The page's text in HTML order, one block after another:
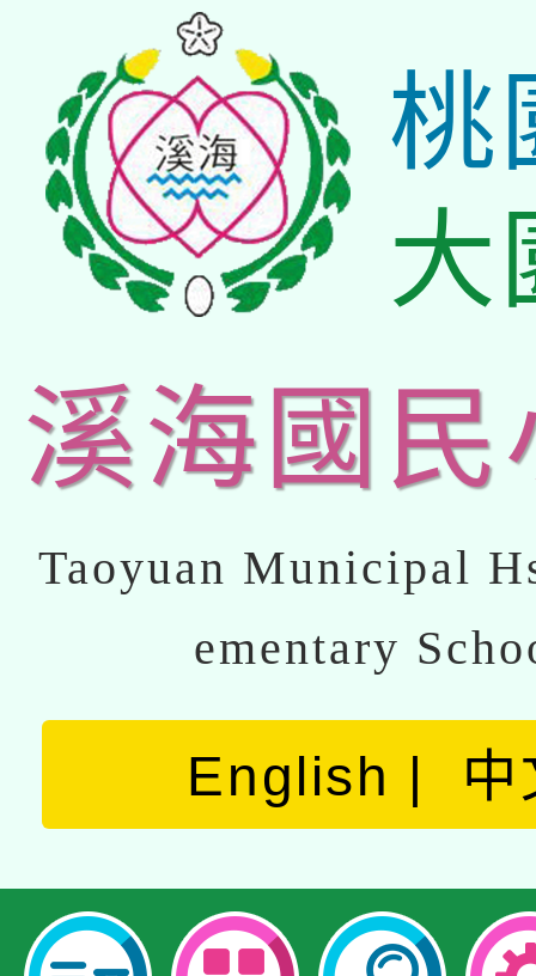
桃
大
溪海國民
Taoyuan Municipal
ementary
English 中